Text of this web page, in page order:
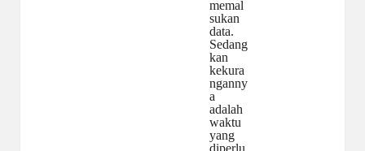
memal
sukan
data.
Sedang
kan
kekura
nganny
a
adalah
waktu
yang
diperlu